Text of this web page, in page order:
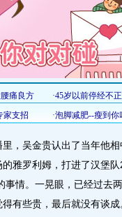
吴金贵认出了当年他相
雅罗利姆，打进了汉堡
事情。一晃眼，已经过去
有些贵，最后就没有谈